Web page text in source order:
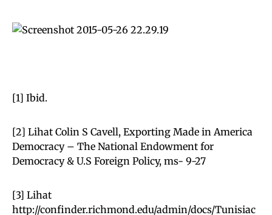
[1] Ibid.
[2] Lihat Colin S Cavell, Exporting Made in America
Democracy – The National Endowment for
Democracy & U.S Foreign Policy, ms- 9-27
[3] Lihat
http://confinder.richmond.edu/admin/docs/Tunisiac